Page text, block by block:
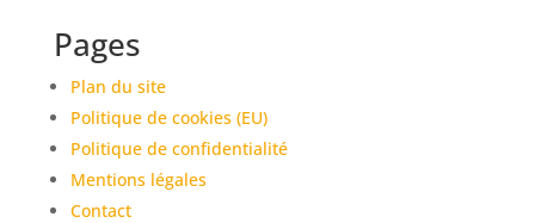
Pages
Plan du site
Politique de cookies (EU)
Politique de confidentialité
Mentions légales
Contact